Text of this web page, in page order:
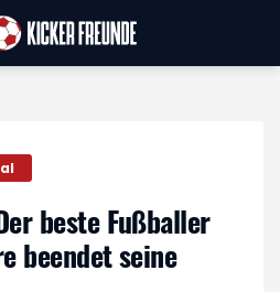
beste Fußballer
beendet seine